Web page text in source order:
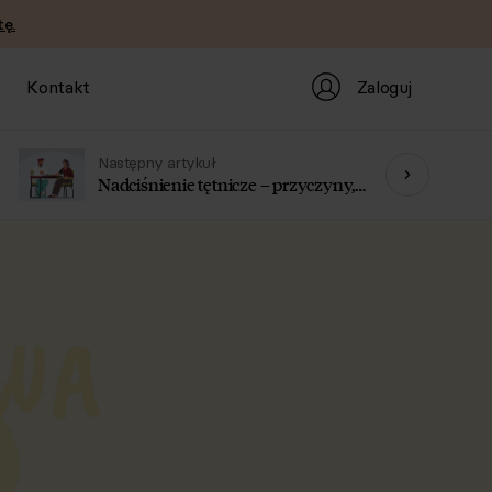
Kontakt Zaloguj
Następny artykuł
Nadciśnienie tętnicze – przyczyny,